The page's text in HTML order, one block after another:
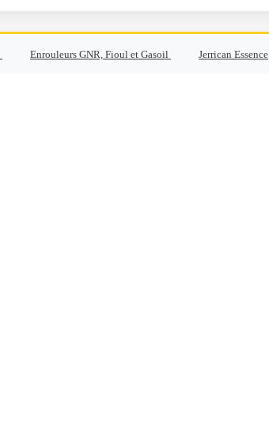
Enrouleurs GNR, Fioul et Gasoil Jerrican Essence